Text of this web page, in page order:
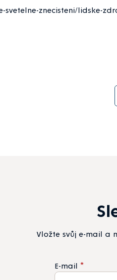
svetelne-znecisteni/lidske-
Vložte svůj e-mail a
E-mail